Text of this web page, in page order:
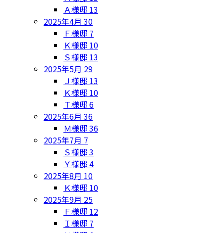
Ａ様邸 13
2025年4月 30
Ｆ様邸 7
Ｋ様邸 10
Ｓ様邸 13
2025年5月 29
Ｊ様邸 13
Ｋ様邸 10
Ｔ様邸6
2025年6月 36
Ｍ様邸36
2025年7月 7
Ｓ様邸3
Ｙ様邸4
2025年8月 10
Ｋ様邸 10
2025年9月 25
Ｆ様邸 12
Ｉ様邸 7